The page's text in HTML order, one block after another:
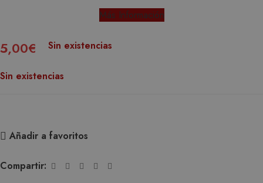
Más Información
5,00€ Sin existencias
Sin existencias
Añadir a favoritos
Compartir: